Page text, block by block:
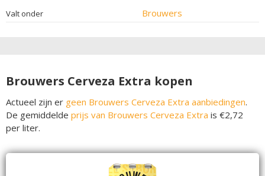
Valt onder Brouwers
Brouwers Cerveza Extra kopen
Actueel zijn er geen Brouwers Cerveza Extra aanbiedingen.
De gemiddelde prijs van Brouwers Cerveza Extra is €2,72
per liter.